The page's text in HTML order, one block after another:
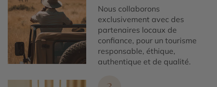
Nous collaborons
exclusivement avec des
partenaires locaux de
confiance, pour un tourisme
responsable, éthique,
authentique et de qualité.